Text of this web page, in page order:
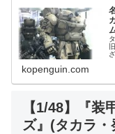
kopenguin.com
【1/48】『装
ズ』(タカラ